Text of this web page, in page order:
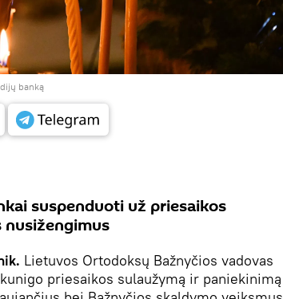
banką
suspenduoti už priesaikos
Lietuvos Ortodoksų Bažnyčios vadovas
priesaikos sulaužymą ir paniekinimą